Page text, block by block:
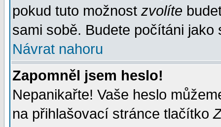
pokud tuto možnost zvolíte
sami sobě. Budete počítáni jako
Návrat nahoru
Zapomněl jsem heslo!
Nepanikařte! Vaše heslo
na přihlašovací stránce tlačítko